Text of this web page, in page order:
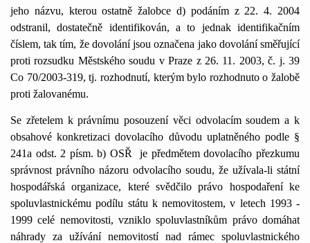
jeho názvu, kterou ostatně žalobce d) podáním z 22. 4. 2004
odstranil, dostatečně identifikován, a to jednak identifikačním
číslem, tak tím, že dovolání jsou označena jako dovolání směřující
proti rozsudku Městského soudu v Praze z 26. 11. 2003, č. j. 39
Co 70/2003-319, tj. rozhodnutí, kterým bylo rozhodnuto o žalobě
proti žalovanému.
Se zřetelem k právnímu posouzení věci odvolacím soudem a k
obsahové konkretizaci dovolacího důvodu uplatněného podle §
241a odst. 2 písm. b) OSŘ
je předmětem dovolacího přezkumu
správnost právního názoru odvolacího soudu, že užívala-li státní
hospodářská organizace, které svědčilo právo hospodaření ke
spoluvlastnickému podílu státu k nemovitostem, v letech 1993 -
1999 celé nemovitosti, vzniklo spoluvlastníkům právo domáhat
náhrady za užívání nemovitostí nad rámec spoluvlastnického